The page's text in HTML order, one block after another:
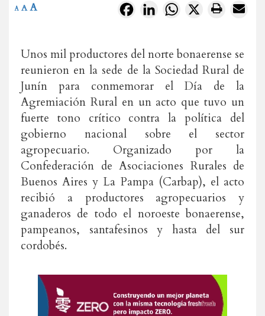
FacebookLinkedInWhatsApp
X
A A A
Unos mil productores del norte bonaerense se
reunieron en la sede de la Sociedad Rural de
Junín para conmemorar el Día de la
Agremiación Rural en un acto que tuvo un
fuerte tono crítico contra la política del
gobierno nacional sobre el sector
agropecuario. Organizado por la
Confederación de Asociaciones Rurales de
Buenos Aires y La Pampa (Carbap), el acto
recibió a productores agropecuarios y
ganaderos de todo el noroeste bonaerense,
pampeanos, santafesinos y hasta del sur
cordobés.